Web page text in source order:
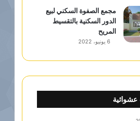
مجمع الصفوة السكني لبيع
الدور السكنية بالتقسيط
المريح
6 يونيو، 2022
عشوائية